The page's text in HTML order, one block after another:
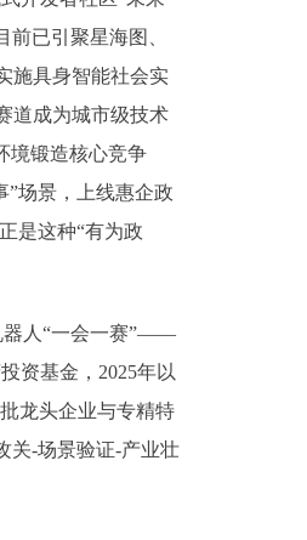
已引聚星海图、
施具身智能社会实
道成为城市级技术
境锻造核心竞争
”场景，上线惠企政
是这种“有为政
器人“一会一赛”——
资基金，2025年以
龙头企业与专精特
关-场景验证-产业壮